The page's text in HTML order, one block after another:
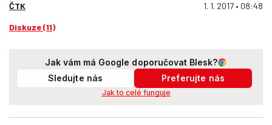
ČTK 1. 1. 2017 • 08:48
Diskuze (11)
Jak vám má Google doporučovat Blesk?
Sledujte nás
Preferujte nás
Jak to celé funguje